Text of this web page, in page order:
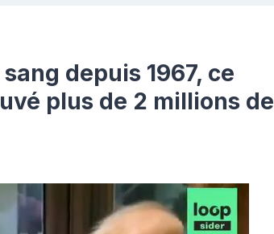
depuis 1967, ce
plus de 2 millions de